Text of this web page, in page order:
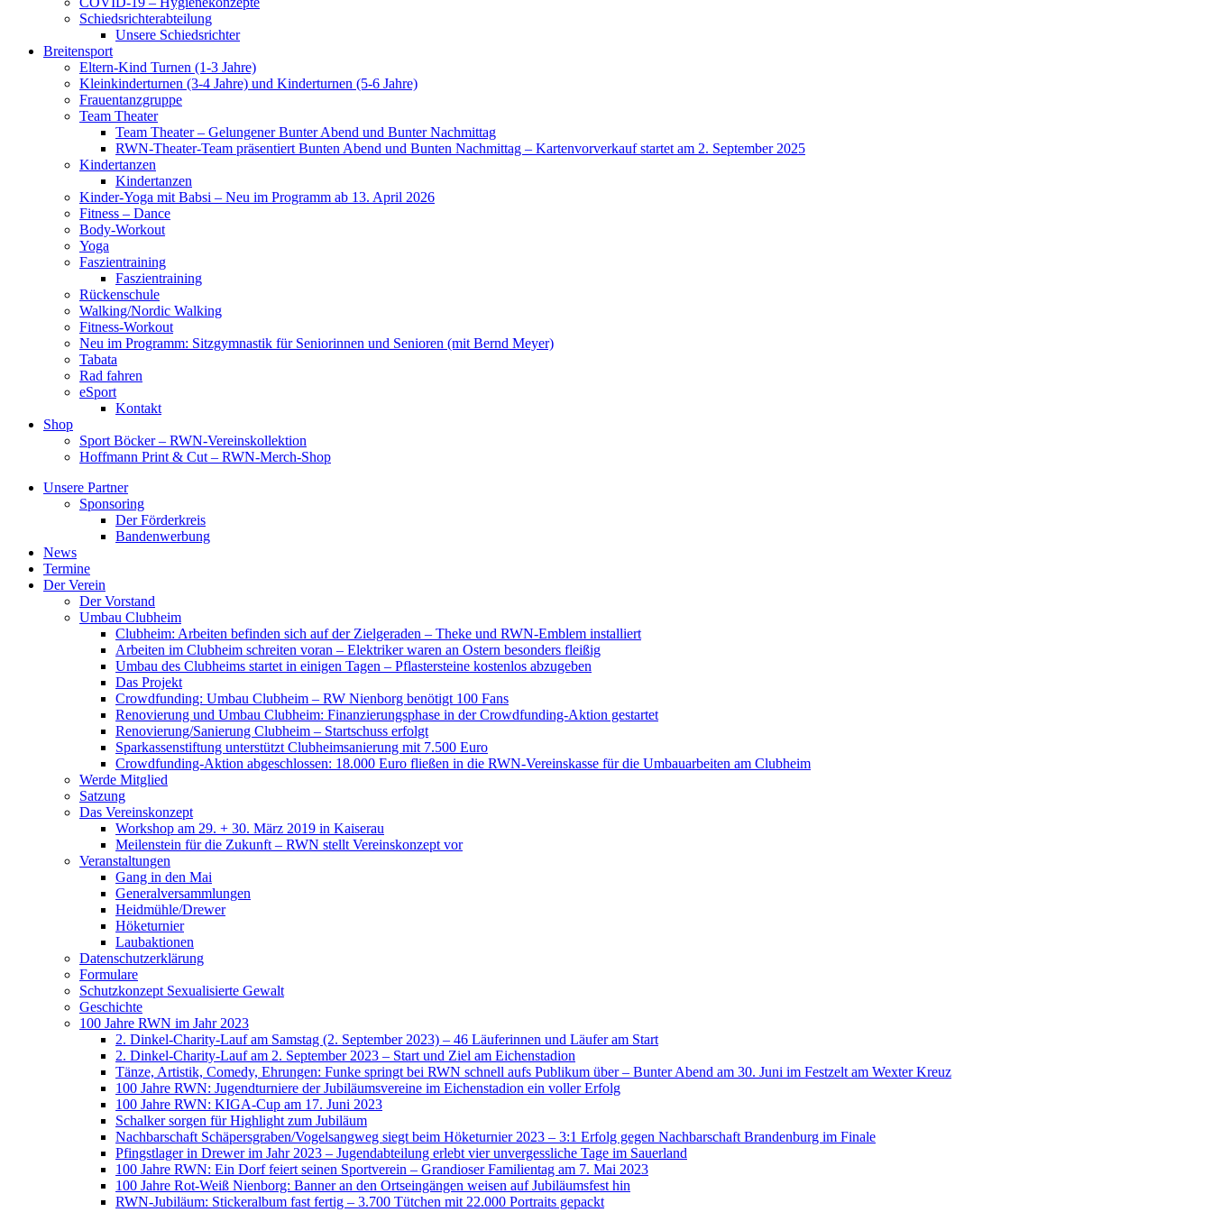
Schiedsrichterabteilung
Unsere Schiedsrichter
Breitensport
Eltern-Kind Turnen (1-3 Jahre)
Kleinkinderturnen (3-4 Jahre) und Kinderturnen (5-6 Jahre)
Frauentanzgruppe
Team Theater
Team Theater – Gelungener Bunter Abend und Bunter Nachmittag
RWN-Theater-Team präsentiert Bunten Abend und Bunten Nachmittag – Kartenvorverkauf startet am 2. September 2025
Kindertanzen
Kindertanzen
Kinder-Yoga mit Babsi – Neu im Programm ab 13. April 2026
Fitness – Dance
Body-Workout
Yoga
Faszientraining
Faszientraining
Rückenschule
Walking/Nordic Walking
Fitness-Workout
Neu im Programm: Sitzgymnastik für Seniorinnen und Senioren (mit Bernd Meyer)
Tabata
Rad fahren
eSport
Kontakt
Shop
Sport Böcker – RWN-Vereinskollektion
Hoffmann Print & Cut – RWN-Merch-Shop
Unsere Partner
Sponsoring
Der Förderkreis
Bandenwerbung
News
Termine
Der Verein
Der Vorstand
Umbau Clubheim
Clubheim: Arbeiten befinden sich auf der Zielgeraden – Theke und RWN-Emblem installiert
Arbeiten im Clubheim schreiten voran – Elektriker waren an Ostern besonders fleißig
Umbau des Clubheims startet in einigen Tagen – Pflastersteine kostenlos abzugeben
Das Projekt
Crowdfunding: Umbau Clubheim – RW Nienborg benötigt 100 Fans
Renovierung und Umbau Clubheim: Finanzierungsphase in der Crowdfunding-Aktion gestartet
Renovierung/Sanierung Clubheim – Startschuss erfolgt
Sparkassenstiftung unterstützt Clubheimsanierung mit 7.500 Euro
Crowdfunding-Aktion abgeschlossen: 18.000 Euro fließen in die RWN-Vereinskasse für die Umbauarbeiten am Clubheim
Werde Mitglied
Satzung
Das Vereinskonzept
Workshop am 29. + 30. März 2019 in Kaiserau
Meilenstein für die Zukunft – RWN stellt Vereinskonzept vor
Veranstaltungen
Gang in den Mai
Generalversammlungen
Heidmühle/Drewer
Höketurnier
Laubaktionen
Datenschutzerklärung
Formulare
Schutzkonzept Sexualisierte Gewalt
Geschichte
100 Jahre RWN im Jahr 2023
2. Dinkel-Charity-Lauf am Samstag (2. September 2023) – 46 Läuferinnen und Läufer am Start
2. Dinkel-Charity-Lauf am 2. September 2023 – Start und Ziel am Eichenstadion
Tänze, Artistik, Comedy, Ehrungen: Funke springt bei RWN schnell aufs Publikum über – Bunter Abend am 30. Juni im Festzelt am Wexter Kreuz
100 Jahre RWN: Jugendturniere der Jubiläumsvereine im Eichenstadion ein voller Erfolg
100 Jahre RWN: KIGA-Cup am 17. Juni 2023
Schalker sorgen für Highlight zum Jubiläum
Nachbarschaft Schäpersgraben/Vogelsangweg siegt beim Höketurnier 2023 – 3:1 Erfolg gegen Nachbarschaft Brandenburg im Finale
Pfingstlager in Drewer im Jahr 2023 – Jugendabteilung erlebt vier unvergessliche Tage im Sauerland
100 Jahre RWN: Ein Dorf feiert seinen Sportverein – Grandioser Familientag am 7. Mai 2023
100 Jahre Rot-Weiß Nienborg: Banner an den Ortseingängen weisen auf Jubiläumsfest hin
RWN-Jubiläum: Stickeralbum fast fertig – 3.700 Tütchen mit 22.000 Portraits gepackt